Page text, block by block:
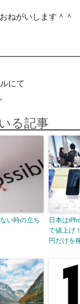
ねがいします＾＾
にて
る記事
い時の立ち
日本は
で値上げ
円だけを